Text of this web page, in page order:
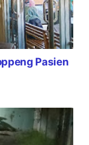
Pasien